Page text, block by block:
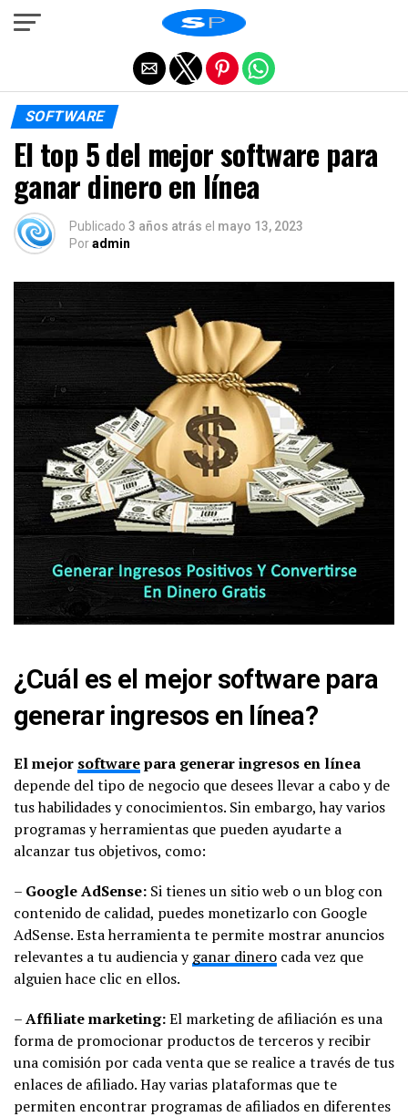
SOFTWARE
El top 5 del mejor software para
ganar dinero en línea
Publicado 3 años atrás el mayo 13, 2023
Poradmin
¿Cuál es el mejor software para
generar ingresos en línea?
El mejor softwarepara generar ingresos en línea
depende del tipo de negocio que desees llevar a cabo y de
tus habilidades y conocimientos. Sin embargo, hay varios
programas y herramientas que pueden ayudarte a
alcanzar tus objetivos, como:
– Google AdSense: Si tienes un sitio web o un blog con
contenido de calidad, puedes monetizarlo con Google
AdSense. Esta herramienta te permite mostrar anuncios
relevantes a tu audiencia yganar dinero cada vez que
alguien hace clic en ellos.
–Affiliate marketing:El marketing de afiliación es una
forma de promocionar productos de terceros y recibir
una comisión por cada venta que se realice a través de tus
enlaces de afiliado. Hay varias plataformas que te
permiten encontrar programas de afiliados en diferentes
Salir de la versión móvil